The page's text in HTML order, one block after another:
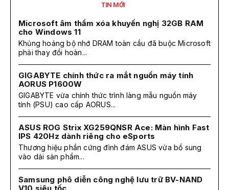
TIN MỚI
Microsoft âm thầm xóa khuyến nghị 32GB RAM
cho Windows 11
Khủng hoảng bộ nhớ DRAM toàn cầu đã buộc Microsoft
phải thay đổi hoàn...
GIGABYTE chính thức ra mắt nguồn máy tính
AORUS P1600W
GIGABYTE vừa chính thức trình làng mẫu nguồn máy
tính (PSU) cao cấp AORUS...
ASUS ROG Strix XG259QNSR Ace: Màn hình Fast
IPS 420Hz dành riêng cho eSports
Thương hiệu phần cứng đình đám ASUS vừa bổ sung
vào dải sản phẩm...
Samsung phô diễn công nghệ lưu trữ BV-NAND